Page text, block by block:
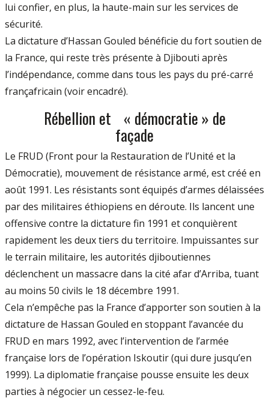
lui confier, en plus, la haute-main sur les services de
sécurité.
La dictature d’Hassan Gouled bénéficie du fort soutien de
la France, qui reste très présente à Djibouti après
l’indépendance, comme dans tous les pays du pré-carré
françafricain (voir encadré).
Rébellion et « démocratie » de
façade
Le FRUD (Front pour la Restauration de l’Unité et la
Démocratie), mouvement de résistance armé, est créé en
août 1991. Les résistants sont équipés d’armes délaissées
par des militaires éthiopiens en déroute. Ils lancent une
offensive contre la dictature fin 1991 et conquièrent
rapidement les deux tiers du territoire. Impuissantes sur
le terrain militaire, les autorités djiboutiennes
déclenchent un massacre dans la cité afar d’Arriba, tuant
au moins 50 civils le 18 décembre 1991.
Cela n’empêche pas la France d’apporter son soutien à la
dictature de Hassan Gouled en stoppant l’avancée du
FRUD en mars 1992, avec l’intervention de l’armée
française lors de l’opération Iskoutir (qui dure jusqu’en
1999). La diplomatie française pousse ensuite les deux
parties à négocier un cessez-le-feu.